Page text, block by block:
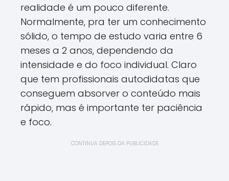
realidade é um pouco diferente.
Normalmente, pra ter um conhecimento
sólido, o tempo de estudo varia entre 6
meses a 2 anos, dependendo da
intensidade e do foco individual. Claro
que tem profissionais autodidatas que
conseguem absorver o conteúdo mais
rápido, mas é importante ter paciência
e foco.
CONTINUA DEPOIS DA PUBLICIDADE